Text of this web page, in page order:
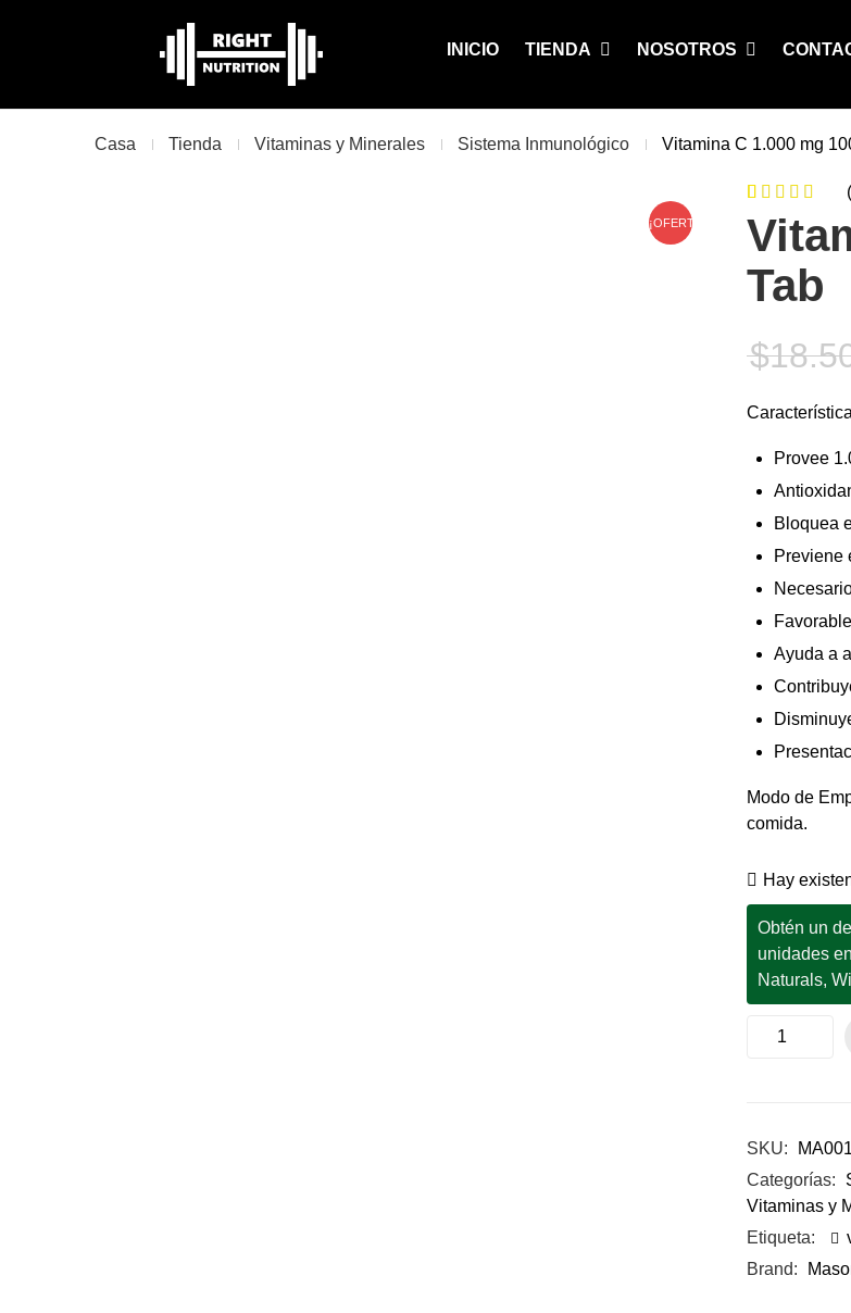
INICIO TIENDA NOSOTROS
Casa Tienda Vitaminas y Minerales Sistema Inmunológico Vitamina C 1.000 mg
¡OFERTA! 0 de
5
based on
0
customer
ratings
(
Tab
$
Provee
Bloquea
Previene
Ayuda a
Modo de
comida.
Hay
Obtén un
unidades
Naturals,
SKU:
MA001
Categorías:
Vitaminas y
Etiqueta:
Brand: